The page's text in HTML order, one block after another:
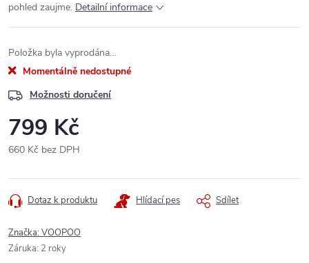
pohled zaujme. Detailní informace
Položka byla vyprodána…
Momentálně nedostupné
Možnosti doručení
799 Kč
660 Kč bez DPH
cena:
Dotaz k produktu Hlídací pes Sdílet
Značka:VOOPOO
Záruka: 2 roky